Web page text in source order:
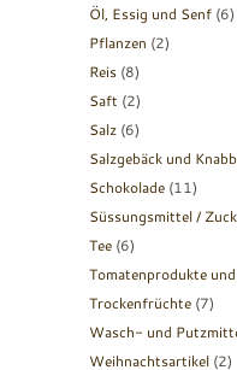
Öl, Essig und Senf (6)
Pflanzen (2)
Reis (8)
Saft (2)
Salz (6)
Salzgebäck und
Schokolade (11)
Süssungsmittel /
Tee (6)
Tomatenprodukte
Trockenfrüchte (7)
Wasch- und
Weihnachtsartikel (2)